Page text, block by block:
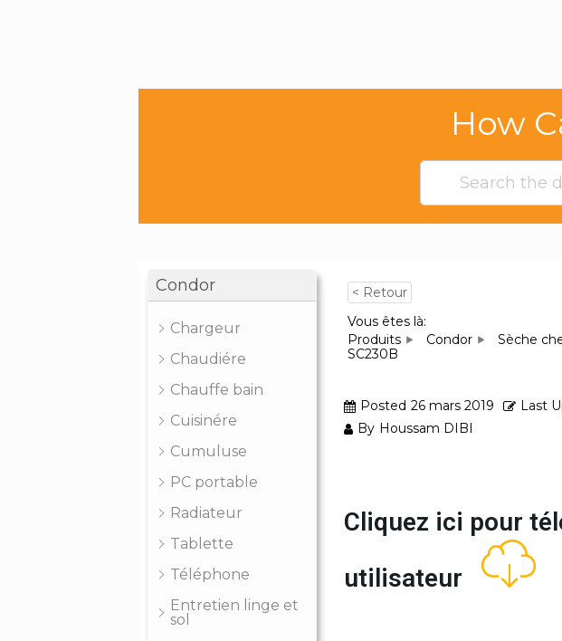
How
Condor
Chargeur
Chaudiére
Chauffe bain
Cuisinére
Cumuluse
PC portable
Radiateur
Tablette
Téléphone
Entretien linge et
sol
< Retour
Vous êtes là:
Produits
Condor
Sèche
SC230B
Posted 26 mars 2019 Last
By Houssam DIBI
Cliquez ici pour
utilisateur